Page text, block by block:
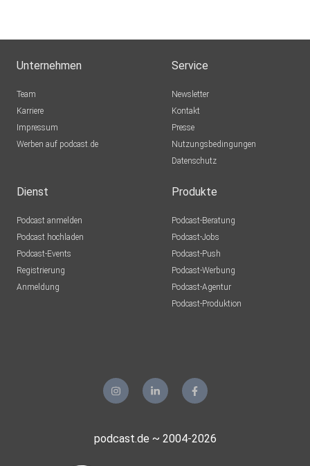
Unternehmen
Team
Karriere
Impressum
Werben auf podcast.de
Service
Newsletter
Kontakt
Presse
Nutzungsbedingungen
Datenschutz
Dienst
Podcast anmelden
Podcast hochladen
Podcast-Events
Registrierung
Anmeldung
Produkte
Podcast-Beratung
Podcast-Jobs
Podcast-Push
Podcast-Werbung
Podcast-Agentur
Podcast-Produktion
podcast.de ~ 2004-2026